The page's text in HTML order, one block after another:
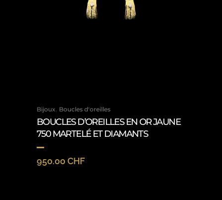
Bijoux, Boucles d'oreilles
BOUCLES D’OREILLES EN OR JAUNE
750 MARTELÉ ET DIAMANTS
950.00 CHF